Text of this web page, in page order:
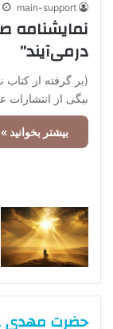
main-support
نمایشنامه
در‌می‌آیند”
(بر گرفته از
بیگی از انتشارات
بیشتر بخوانید »
حضرت مهدی